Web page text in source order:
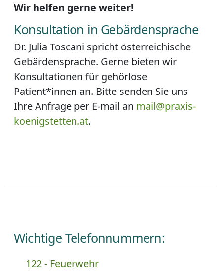
Wir helfen gerne weiter!
Konsultation in Gebärdensprache
Dr. Julia Toscani spricht österreichische
Gebärdensprache. Gerne bieten wir
Konsultationen für gehörlose
Patient*innen an. Bitte senden Sie uns
Ihre Anfrage per E-mail an mail@praxis-
koenigstetten.at.
Wichtige Telefonnummern:
122 - Feuerwehr